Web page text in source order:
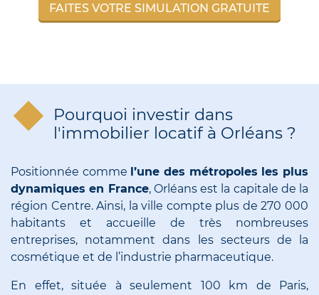
FAITES VOTRE SIMULATION GRATUITE
Pourquoi investir dans
l'immobilier locatif à Orléans ?
Positionnée comme l’une des métropoles les plus
dynamiques en France, Orléans est la capitale de la
région Centre. Ainsi, la ville compte plus de 270 000
habitants et accueille de très nombreuses
entreprises, notamment dans les secteurs de la
cosmétique et de l’industrie pharmaceutique.
En effet, située à seulement 100 km de Paris,